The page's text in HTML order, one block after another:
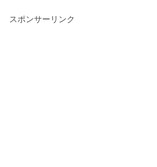
スポンサーリンク